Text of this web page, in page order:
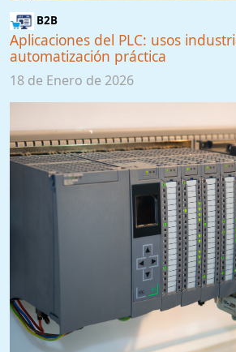
B2B
Aplicaciones del PLC: usos
automatización práctica
18 de Enero de 2026